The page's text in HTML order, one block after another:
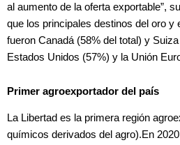
al aumento de la oferta exportable”,
que los principales destinos del oro y
fueron Canadá (58% del total) y
Estados Unidos (57%) y la Unión
Primer agroexportador del país
La Libertad es la primera región
químicos derivados del agro).En